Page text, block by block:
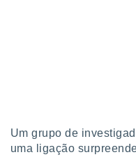
caso,
de que
Um grupo de
uma ligação